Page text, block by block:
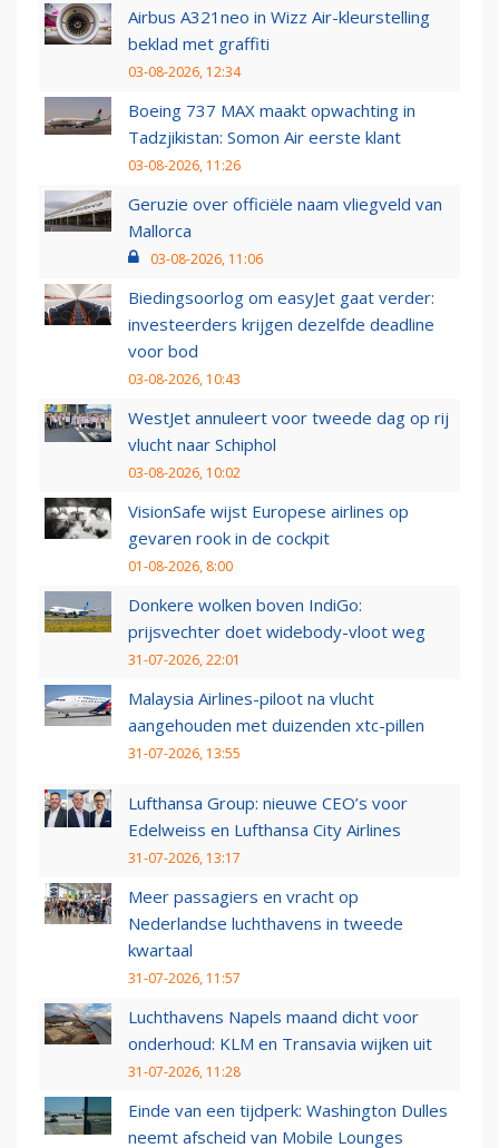
Airbus A321neo in Wizz Air-kleurstelling
beklad met graffiti
03-08-2026, 12:34
Boeing 737 MAX maakt opwachting in
Tadzjikistan: Somon Air eerste klant
03-08-2026, 11:26
Geruzie over officiële naam vliegveld van
Mallorca
03-08-2026, 11:06
Biedingsoorlog om easyJet gaat verder:
investeerders krijgen dezelfde deadline
voor bod
03-08-2026, 10:43
WestJet annuleert voor tweede dag op rij
vlucht naar Schiphol
03-08-2026, 10:02
VisionSafe wijst Europese airlines op
gevaren rook in de cockpit
01-08-2026, 8:00
Donkere wolken boven IndiGo:
prijsvechter doet widebody-vloot weg
31-07-2026, 22:01
Malaysia Airlines-piloot na vlucht
aangehouden met duizenden xtc-pillen
31-07-2026, 13:55
Lufthansa Group: nieuwe CEO’s voor
Edelweiss en Lufthansa City Airlines
31-07-2026, 13:17
Meer passagiers en vracht op
Nederlandse luchthavens in tweede
kwartaal
31-07-2026, 11:57
Luchthavens Napels maand dicht voor
onderhoud: KLM en Transavia wijken uit
31-07-2026, 11:28
Einde van een tijdperk: Washington Dulles
neemt afscheid van Mobile Lounges